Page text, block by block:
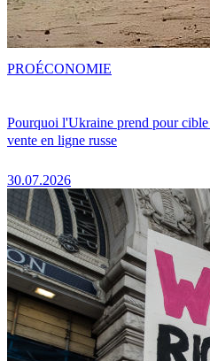
Pourquoi l'Ukraine prend pour
vente en ligne russe
30.07.2026
PROÉCONOMIE